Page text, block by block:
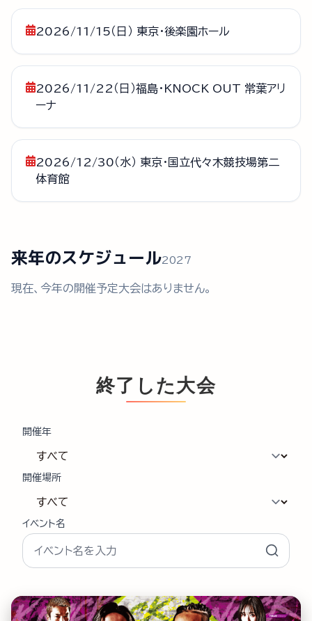
2026/11/15（日） 東京・後楽園ホール
2026/11/22（日）福島・KNOCK OUT 常葉アリ
ーナ
2026/12/30（水） 東京・国立代々木競技場第二
体育館
来年のスケジュール2027
現在、今年の開催予定大会はありません。
終了した大会
開催年
開催場所
イベント名